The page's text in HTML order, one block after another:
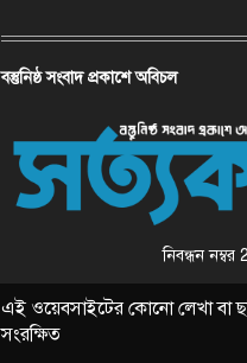
বস্তুনিষ্ঠ সংবাদ প্রকাশে অবিচল
নিবন্ধন নম্বর
এই ওয়েবসাইটের কোনো লেখা বা
সংরক্ষিত